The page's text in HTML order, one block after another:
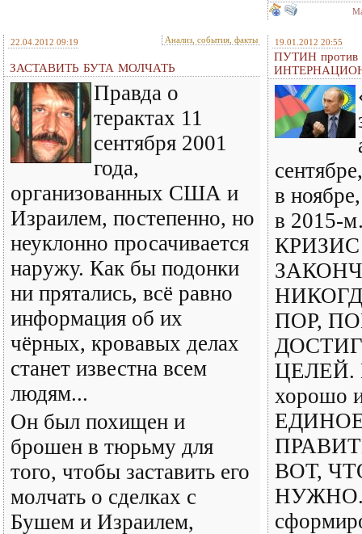
22.04.2012 09:19 Анализ, события, факты
ЗАСТАВИТЬ БУТА МОЛЧАТЬ
Правда о
терактах 11
сентября 2001
года,
организованных США и
Израилем, постепенно, но
неуклонно просачивается
наружу. Как бы подонки
ни прятались, всё равно
информация об их
чёрных, кровавых делах
станет известна всем
людям...
Он был похищен и
брошен в тюрьму для
того, чтобы заставить его
молчать о сделках с
Бушем и Израилем,
19.01.2012 20:55
ПУТИН
в
в
ПОР,
ЦЕЛЕЙ.
хорошо
ВОТ,
НУЖНО.